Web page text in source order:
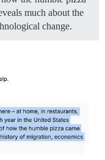
much about the
change.